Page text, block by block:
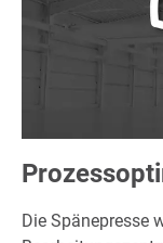
Die Spänepresse